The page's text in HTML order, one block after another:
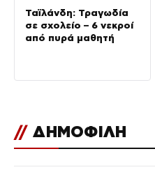
Ταϊλάνδη: Τραγωδία
σε σχολείο – 6 νεκροί
από πυρά μαθητή
// ΔΗΜΟΦΙΛΗ